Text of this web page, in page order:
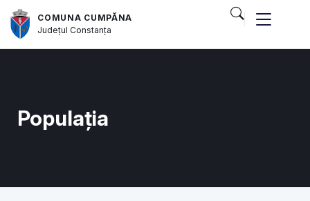
COMUNA CUMPĂNA
JudețulConstanța
Populația